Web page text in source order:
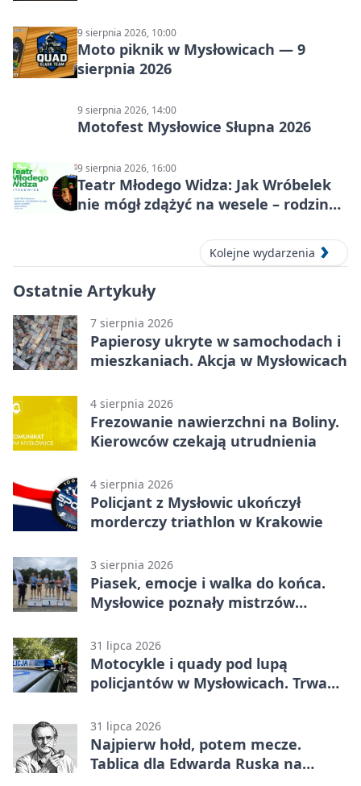
9 sierpnia 2026, 10:00
Moto piknik w Mysłowicach — 9
sierpnia 2026
9 sierpnia 2026, 14:00
Motofest Mysłowice Słupna 2026
9 sierpnia 2026, 16:00
Teatr Młodego Widza: Jak Wróbelek
nie mógł zdążyć na wesele – rodzinny
Kolejne wydarzenia
Ostatnie Artykuły
7 sierpnia 2026
Papierosy ukryte w samochodach i
mieszkaniach. Akcja w Mysłowicach
4 sierpnia 2026
Frezowanie nawierzchni na Boliny.
Kierowców czekają utrudnienia
4 sierpnia 2026
Policjant z Mysłowic ukończył
morderczy triathlon w Krakowie
3 sierpnia 2026
Piasek, emocje i walka do końca.
Mysłowice poznały mistrzów
31 lipca 2026
Motocykle i quady pod lupą
policjantów w Mysłowicach. Trwa
31 lipca 2026
Najpierw hołd, potem mecze.
Tablica dla Edwarda Ruska na